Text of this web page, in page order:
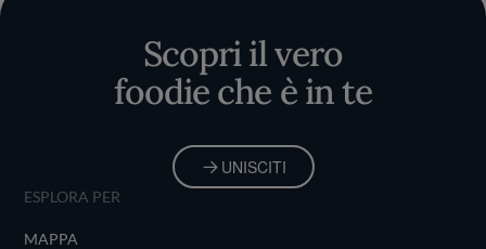
Scopri il vero
foodie che è in te
UNISCITI
ESPLORA PER
MAPPA